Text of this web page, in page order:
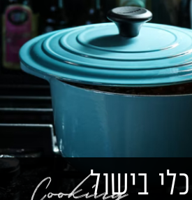
כלי בישול